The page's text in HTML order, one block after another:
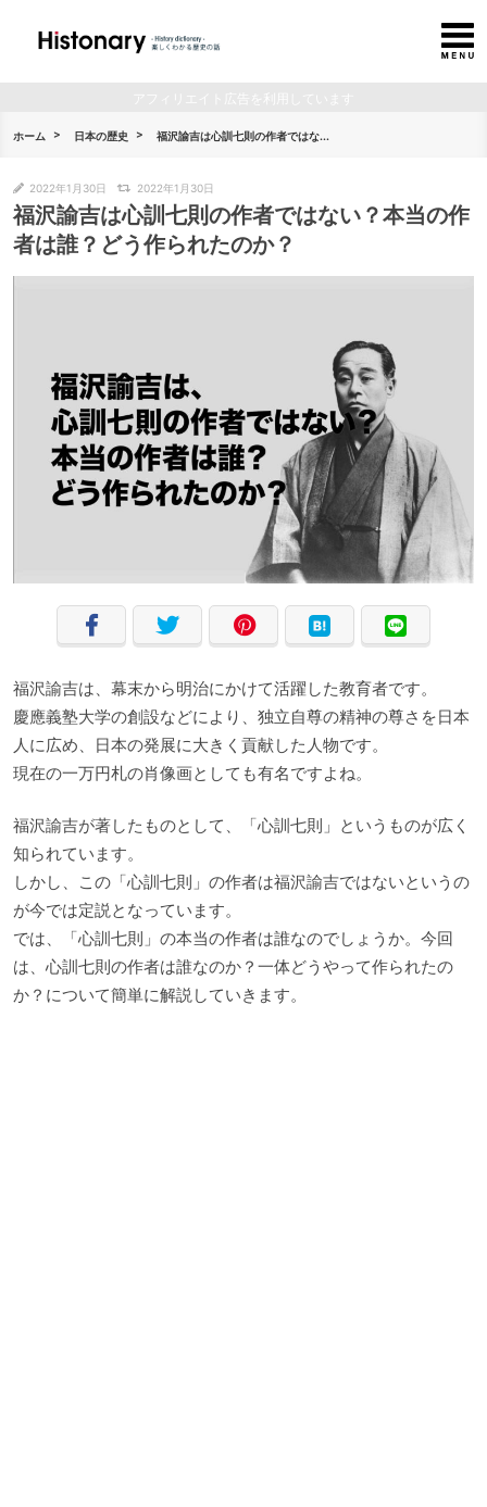
ホーム 日本の歴史 福沢諭吉は心訓七則の作者ではな...
2022年1月30日 2022年1月30日
福沢諭吉は心訓七則の作者ではない？本当の作
者は誰？どう作られたのか？
福沢諭吉は、幕末から明治にかけて活躍した教育者です。
慶應義塾大学の創設などにより、独立自尊の精神の尊さを日本
人に広め、日本の発展に大きく貢献した人物です。
現在の一万円札の肖像画としても有名ですよね。
福沢諭吉が著したものとして、「心訓七則」というものが広く
知られています。
しかし、この「心訓七則」の作者は福沢諭吉ではないというの
が今では定説となっています。
では、「心訓七則」の本当の作者は誰なのでしょうか。今回
は、心訓七則の作者は誰なのか？一体どうやって作られたの
か？について簡単に解説していきます。